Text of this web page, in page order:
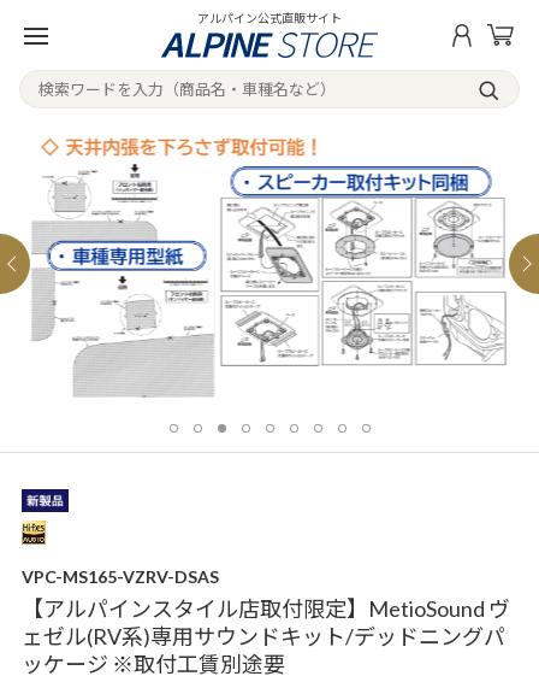
アルパイン公式直販サイト
VPC-MS165-VZRV-DSAS
【アルパインスタイル店取付限定】MetioSound ヴ
ェゼル(RV系)専用サウンドキット/デッドニングパ
ッケージ ※取付工賃別途要